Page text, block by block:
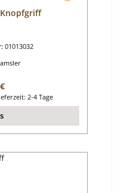
01013032
Preis:
2-4 Tage